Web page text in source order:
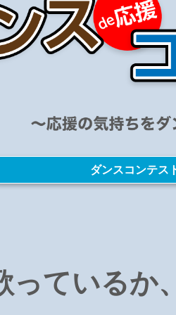
ダンスコンテス
っているか